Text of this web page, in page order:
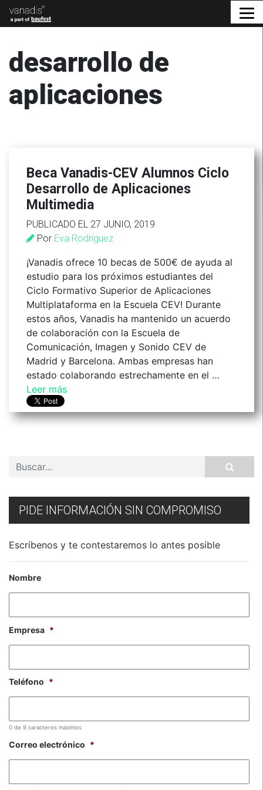
desarrollo de
aplicaciones
Beca Vanadis-CEV Alumnos Ciclo
Desarrollo de Aplicaciones
Multimedia
PUBLICADO EL 27 JUNIO, 2019
Por Eva Rodríguez
¡Vanadis ofrece 10 becas de 500€ de ayuda al
estudio para los próximos estudiantes del
Ciclo Formativo Superior de Aplicaciones
Multiplataforma en la Escuela CEV! Durante
estos años, Vanadis ha mantenido un acuerdo
de colaboración con la Escuela de
Comunicación, Imagen y Sonido CEV de
Madrid y Barcelona. Ambas empresas han
estado colaborando estrechamente en el …
Leer más
PIDE INFORMACIÓN SIN COMPROMISO
Escríbenos y te contestaremos lo antes posible
Nombre
Empresa *
Teléfono *
0 de 9 caracteres máximos
Correo electrónico *